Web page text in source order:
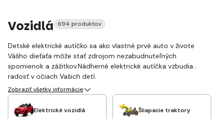
Vozidlá 694 produktov
Detské elektrické autíčko sa ako vlastné prvé auto v živote
Vášho dieťaťa môže stať zdrojom nezabudnuteľných
spomienok a zážitkov.Nádherné elektrické autíčka vzbudia
radosť v očiach Vašich detí.
Zobraziť všetky informácie
Elektrické vozidlá Šliapacie traktory